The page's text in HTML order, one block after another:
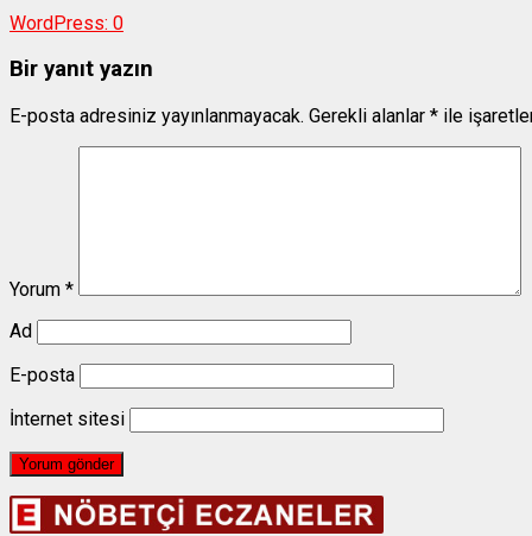
WordPress: 0
Bir yanıt yazın
E-posta adresiniz yayınlanmayacak. Gerekli alanlar * ile
Yorum *
Ad
E-posta
İnternet sitesi